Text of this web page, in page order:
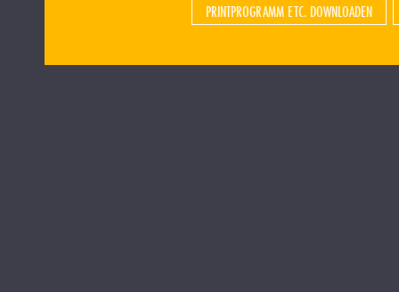
PRINTPROGRAMM ETC. DOWNLOADEN